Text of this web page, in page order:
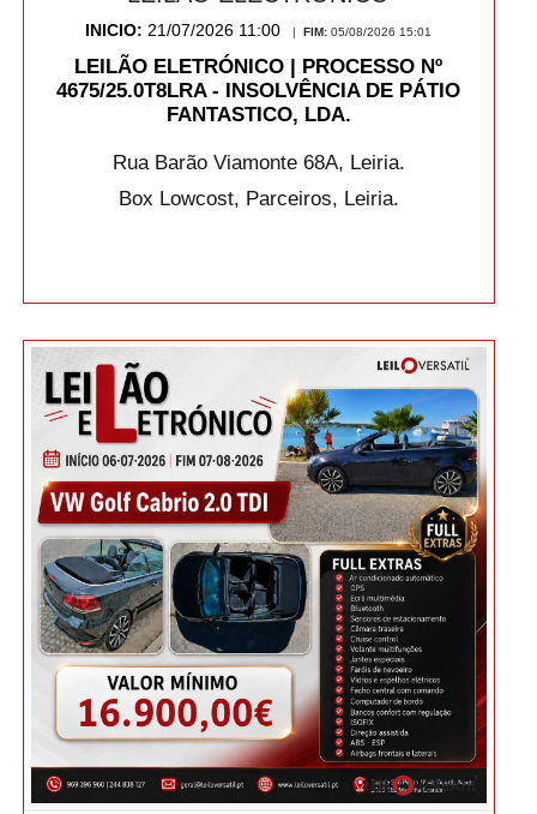
INICIO: 21/07/2026 11:00 |FIM:05/08/2026 15:01
LEILÃO ELETRÓNICO | PROCESSO Nº
4675/25.0T8LRA - INSOLVÊNCIA DE PÁTIO
FANTASTICO, LDA.
Rua Barão Viamonte 68A, Leiria.
Box Lowcost, Parceiros, Leiria.